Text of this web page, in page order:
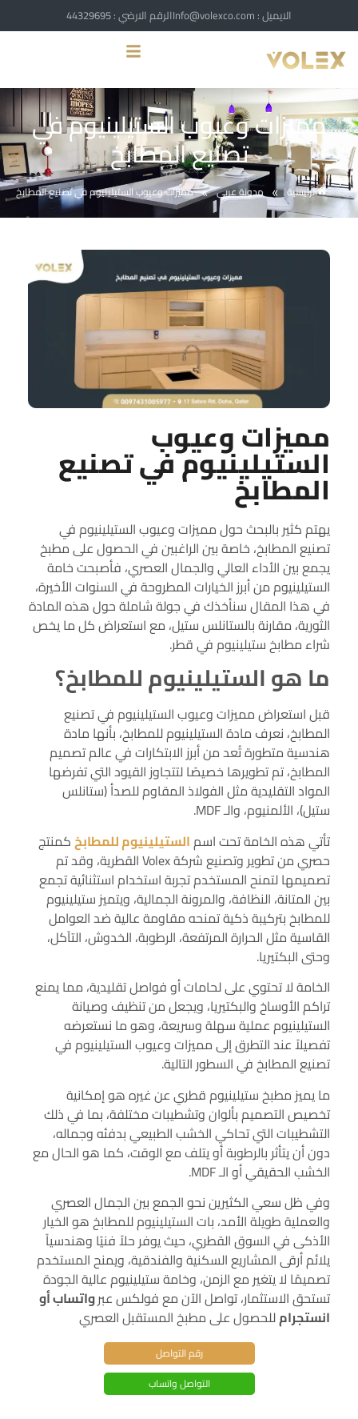
الايميل : Info@volexco.com الرقم الارضي : 44329695
مميزات وعيوب الستيلينيوم في
تصنيع المطابخ
الرئيسية » مدونة عربي » مميزات وعيوب الستيلينيوم في تصنيع المطابخ
مميزات وعيوب
الستيلينيوم في تصنيع
المطابخ
يهتم كثير بالبحث حول مميزات وعيوب الستيلينيوم في
تصنيع المطابخ، خاصة بين الراغبين في الحصول على مطبخ
يجمع بين الأداء العالي والجمال العصري، فأصبحت خامة
الستيلينيوم من أبرز الخيارات المطروحة في السنوات الأخيرة،
في هذا المقال سنأخذك في جولة شاملة حول هذه المادة
الثورية، مقارنة بالستانلس ستيل، مع استعراض كل ما يخص
شراء مطابخ ستيلينيوم في قطر.
ما هو الستيلينيوم للمطابخ؟
قبل استعراض مميزات وعيوب الستيلينيوم في تصنيع
المطابخ، نعرف مادة الستيلينيوم للمطابخ، بأنها مادة
هندسية متطورة تُعد من أبرز الابتكارات في عالم تصميم
المطابخ، تم تطويرها خصيصًا لتتجاوز القيود التي تفرضها
المواد التقليدية مثل الفولاذ المقاوم للصدأ (ستانلس
ستيل)، الألمنيوم، والـ MDF.
تأتي هذه الخامة تحت اسمالستيلينيوم للمطابخكمنتج
حصري من تطوير وتصنيع شركة Volex القطرية، وقد تم
تصميمها لتمنح المستخدم تجربة استخدام استثنائية تجمع
بين المتانة، النظافة، والمرونة الجمالية، ويتميز ستيلينيوم
للمطابخ بتركيبة ذكية تمنحه مقاومة عالية ضد العوامل
القاسية مثل الحرارة المرتفعة، الرطوبة، الخدوش، التآكل،
وحتى البكتيريا.
الخامة لا تحتوي على لحامات أو فواصل تقليدية، مما يمنع
تراكم الأوساخ والبكتيريا، ويجعل من تنظيف وصيانة
الستيلينيوم عملية سهلة وسريعة، وهو ما نستعرضه
تفصيلاً عند التطرق إلى مميزات وعيوب الستيلينيوم في
تصنيع المطابخ في السطور التالية.
ما يميز مطبخ ستيلينيوم قطري عن غيره هو إمكانية
تخصيص التصميم بألوان وتشطيبات مختلفة، بما في ذلك
التشطيبات التي تحاكي الخشب الطبيعي بدفئه وجماله،
دون أن يتأثر بالرطوبة أو يتلف مع الوقت، كما هو الحال مع
الخشب الحقيقي أو الـ MDF.
وفي ظل سعي الكثيرين نحو الجمع بين الجمال العصري
والعملية طويلة الأمد، بات الستيلينيوم للمطابخ هو الخيار
الأذكى في السوق القطري، حيث يوفر حلاً فنيًا وهندسياً
يلائم أرقى المشاريع السكنية والفندقية، ويمنح المستخدم
تصميمًا لا يتغير مع الزمن، وخامة ستيلينيوم عالية الجودة
تستحق الاستثمار، تواصل الآن مع فولكس عبرواتساب أو
انستجرامللحصول على مطبخ المستقبل العصري
رقم التواصل
التواصل واتساب